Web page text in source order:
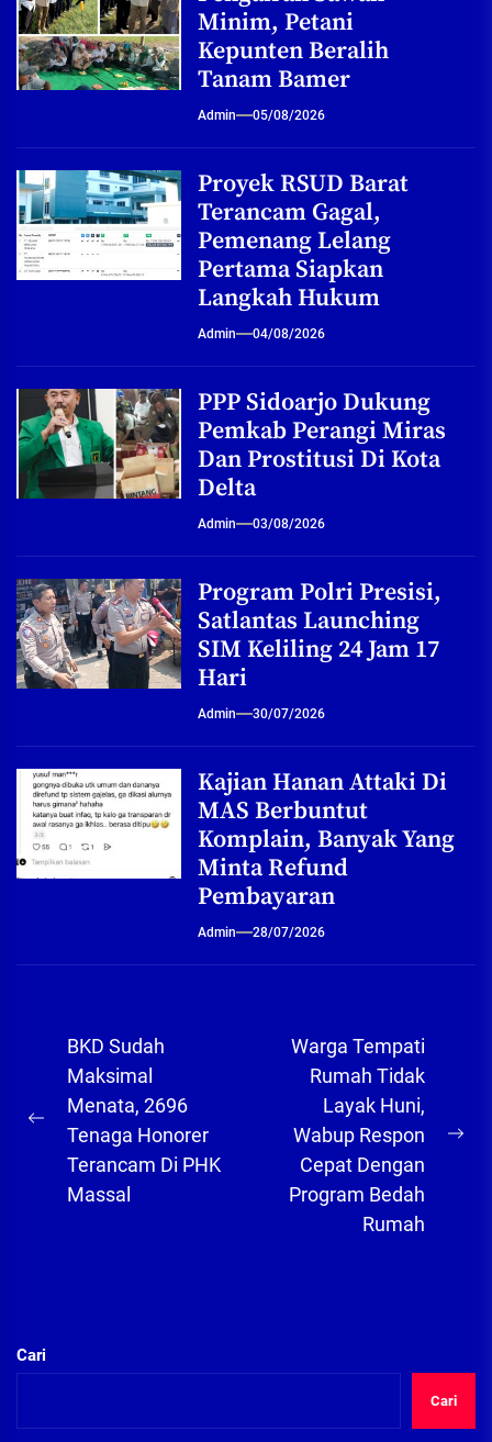
Minim, Petani
Kepunten Beralih
Tanam Bamer
Admin 05/08/2026
Proyek RSUD Barat
Terancam Gagal,
Pemenang Lelang
Pertama Siapkan
Langkah Hukum
Admin 04/08/2026
PPP Sidoarjo Dukung
Pemkab Perangi Miras
Dan Prostitusi Di Kota
Delta
Admin 03/08/2026
Program Polri Presisi,
Satlantas Launching
SIM Keliling 24 Jam 17
Hari
Admin 30/07/2026
Kajian Hanan Attaki Di
MAS Berbuntut
Komplain, Banyak Yang
Minta Refund
Pembayaran
Admin 28/07/2026
Navigasi
pos
Previous
post:
BKD Sudah
Maksimal
Menata, 2696
Tenaga Honorer
Terancam Di PHK
Massal
Warga Tempati
Rumah Tidak
Layak Huni,
Wabup Respon
Cepat Dengan
Program Bedah
Rumah
Cari
Cari